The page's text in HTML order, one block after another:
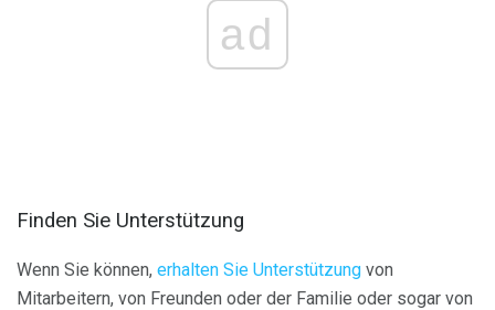
ad
Finden Sie Unterstützung
Wenn Sie können, erhalten Sie Unterstützung von
Mitarbeitern, von Freunden oder der Familie oder sogar von